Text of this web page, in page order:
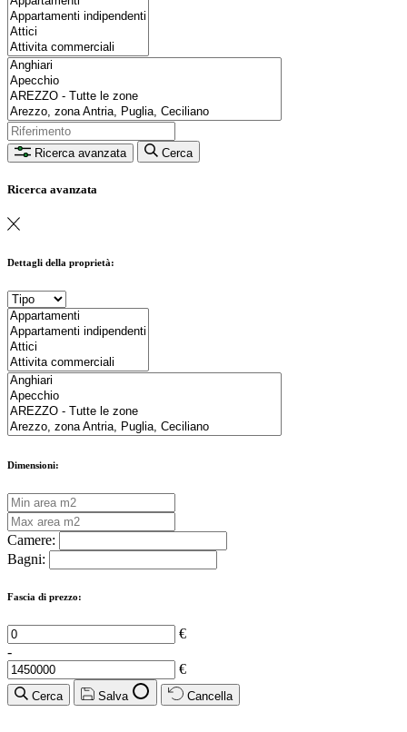
Ricerca avanzata Cerca
Ricerca avanzata
Dettagli della proprietà:
Dimensioni:
Camere:
Bagni:
Fascia di prezzo:
€
-
€
Cerca Salva Cancella